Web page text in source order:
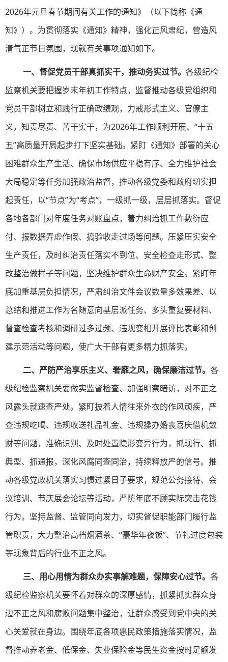
2026年元旦春节期间有关工作的通知》（以下简称《通
知》）。为贯彻落实《通知》精神，强化正风肃纪，营造风
清气正节日氛围，现就有关事项通知如下。
一、督促党员干部真抓实干，推动务实过节。 各级纪检
监察机关要把握岁末年初工作特点，监督推动各级党组织和
党员干部树立和践行正确政绩观，力戒形式主义、官僚主
义，知责尽责、苦干实干，为2026年工作顺利开展、“十五
五”高质量开局起步打下坚实基础。紧盯《通知》部署的关心
困难群众生产生活、确保市场供应平稳有序、全力维护社会
大局稳定等任务加强政治监督，推动各级党委和政府切实担
起责任，以“节点”为“考点”，一级抓一级，层层抓落实。督促
各地各部门对年度任务对账盘点，着力纠治抓工作敷衍应
付、报数据弄虚作假、搞验收走过场等问题。压紧压实安全
生产责任，及时纠治责任落实不到位、安全检查走形式、整
改整治做样子等问题，坚决维护群众生命财产安全。紧盯年
底加重基层负担情况，严肃纠治文件会议数量多效果差、以
总结和推进工作为名随意向基层派任务、多头重复要材料、
督查检查考核和调研过多过频、违规变相开展评比表彰和创
建示范活动等问题，使广大干部有更多精力抓落实。
二、严防严治享乐主义、奢靡之风，确保廉洁过节。 各
级纪检监察机关要做实监督检查、加强明察暗访，对不正之
风露头就速查严处。紧盯披着人情往来外衣的作风顽疾，严
查违规吃喝、违规收送礼品礼金、违规操办婚丧喜庆借机敛
财等问题，准确识别、及时处置隐形变异行为，抓现行、抓
典型、抓通报，深化风腐同查同治，持续释放严的信号。推
动各级党政机关落实习惯过紧日子要求，规范公务接待、会
议培训、节庆展会论坛等活动，严防年底不顾实际突击花钱
行为。坚持监督、监管同向发力，切实督促职能部门履行监
管职责，大力整治高档烟酒茶、“豪华年夜饭”、节礼过度包装
等现象背后的行业不正之风。
三、用心用情为群众办实事解难题，保障安心过节。 各
级纪检监察机关要怀着对群众的深厚感情，抓紧抓实群众身
边不正之风和腐败问题集中整治，让群众感受到党中央的关
心关爱就在身边。围绕年底各项惠民政策措施落实情况，监
督推动养老金、低保金、失业保险金等民生资金按时足额发